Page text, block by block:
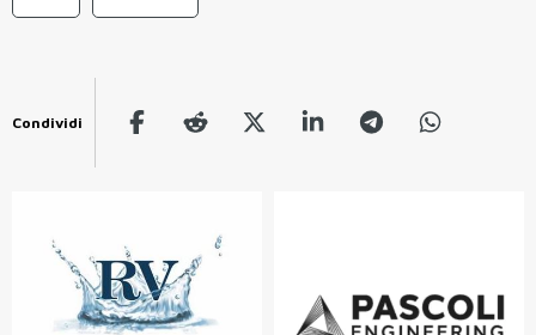
Condividi